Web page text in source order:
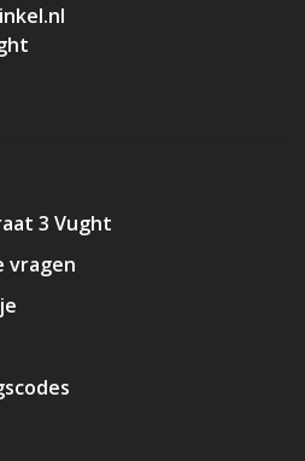
3 Vught
vragen